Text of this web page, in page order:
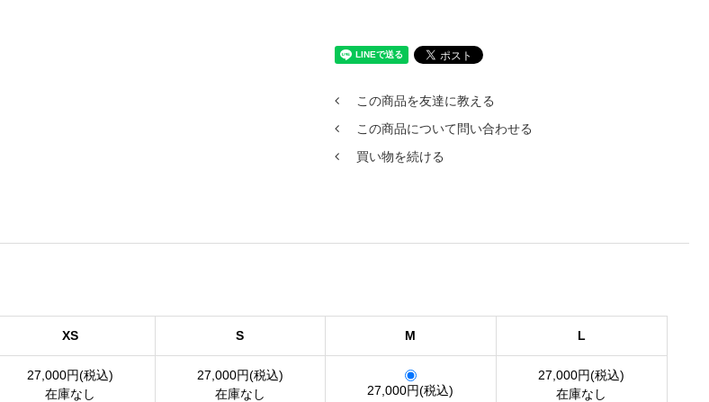
この商品を友達に教える
この商品について問い合わせる
買い物を続ける
XS S M L
27,000円(税込)
在庫なし
27,000円(税込)
在庫なし
27,000円(税込)
27,000円(税込)
在庫なし